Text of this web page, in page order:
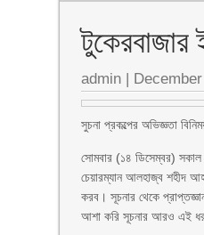
admin |
সুচনা প্রকল্পের অভিজ্ঞতা
সোমবার (১৪ ডিসেম্বর) সকাল
চেয়ারম্যান আলহাজ্ব শহীদ
করব। সূচনার থেকে
আশা করি সূচনার আরও এই